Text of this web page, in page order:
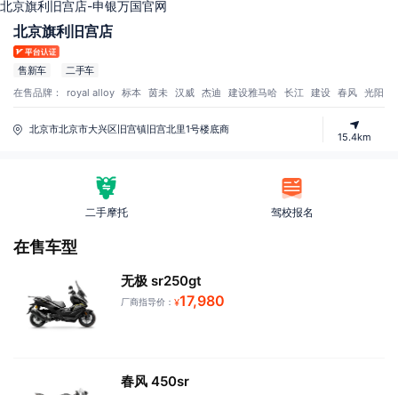
北京旗利旧宫店-申银万国官网
北京旗利旧宫店
售新车 二手车
在售品牌： royal alloy 标本 茵未 汉威 杰迪 建设雅马哈 长江 建设 春风 光阳
北京市北京市大兴区旧宫镇旧宫北里1号楼底商
15.4km
二手摩托 驾校报名
在售车型
无极 sr250gt
厂商指导价： ¥17,980
春风 450sr